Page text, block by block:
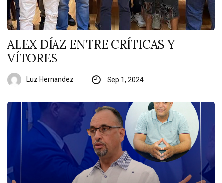
ALEX DÍAZ ENTRE CRÍTICAS Y
VÍTORES
Luz Hernandez Sep 1, 2024